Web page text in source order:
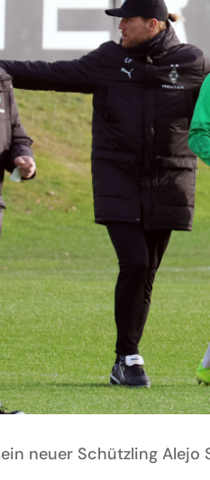
neuer Schützling Alejo